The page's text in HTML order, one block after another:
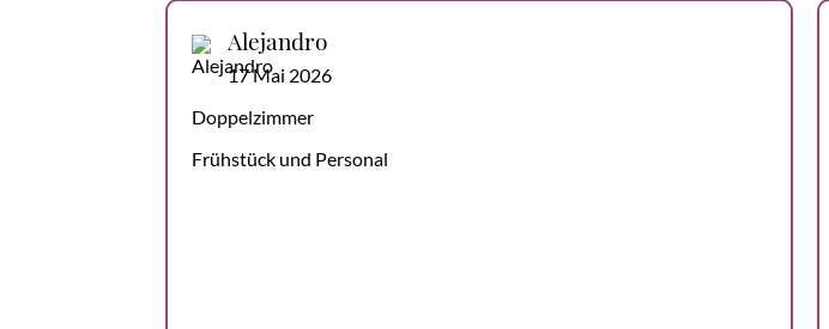
Alejandro
17 Mai 2026
Doppelzimmer
Frühstück und Personal